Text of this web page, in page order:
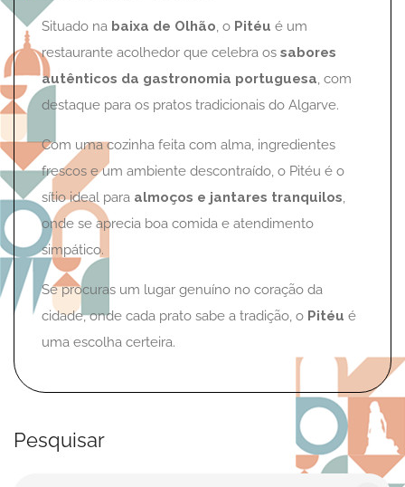
Situado na baixa de Olhão, o Pitéu é um
restaurante acolhedor que celebra os sabores
autênticos da gastronomia portuguesa, com
destaque para os pratos tradicionais do Algarve.
Com uma cozinha feita com alma, ingredientes
frescos e um ambiente descontraído, o Pitéu é o
sítio ideal para almoços e jantares tranquilos,
onde se aprecia boa comida e atendimento
simpático.
Se procuras um lugar genuíno no coração da
cidade, onde cada prato sabe a tradição, o Pitéu é
uma escolha certeira.
Pesquisar